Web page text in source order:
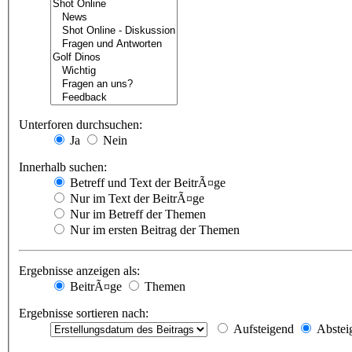
Unterforen durchsuchen:
Ja
Nein
Innerhalb suchen:
Betreff und Text der BeitrÃ¤ge
Nur im Text der BeitrÃ¤ge
Nur im Betreff der Themen
Nur im ersten Beitrag der Themen
Ergebnisse anzeigen als:
BeitrÃ¤ge
Themen
Ergebnisse sortieren nach:
Aufsteigend